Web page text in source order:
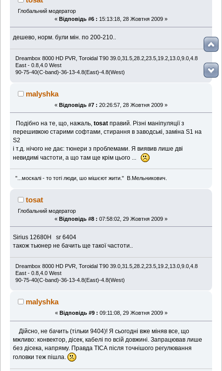
Глобальний модератор
« Відповідь #6 : 15:13:18, 28 Жовтня 2009 »
дешево, норм. були мін. по 200-210..
Dreambox 8000 HD PVR, Toroidal T90 39.0,31.5,28.2,23.5,19.2,13.0,9.0,4.8
East - 0.8,4.0 West
90-75-40(C-band)-36-13-4.8(East)-4.8(West)
malyshka
« Відповідь #7 : 20:26:57, 28 Жовтня 2009 »
Подібно на те, що, нажаль,tosat правий. Різні маніпуляції з
перешивкою старими софтами, стирання в заводські, заміна S1 на
S2
і т.д. нічого не дає: тюнери з проблемами. Я виявив лише дві
невидимі частоти, а що там ще крім цього ...
"...москалі - то тоті люди, шо мішєют жити." В.Мельникович.
tosat
Глобальний модератор
« Відповідь #8 : 07:58:02, 29 Жовтня 2009 »
Sirius 12680H sr 6404
також тьюнер не бачить ще такої частоти..
Dreambox 8000 HD PVR, Toroidal T90 39.0,31.5,28.2,23.5,19.2,13.0,9.0,4.8
East - 0.8,4.0 West
90-75-40(C-band)-36-13-4.8(East)-4.8(West)
malyshka
« Відповідь #9 : 09:11:08, 29 Жовтня 2009 »
Дійсно, не бачить (тільки 9404)! Я сьогодні вже міняв все, що
мжливо: конвектор, дісек, кабелі по всій довжині. Запрацював лише
без дісека, напряму. Правда ТІСА після точнішого регулювання
головки теж пішла.